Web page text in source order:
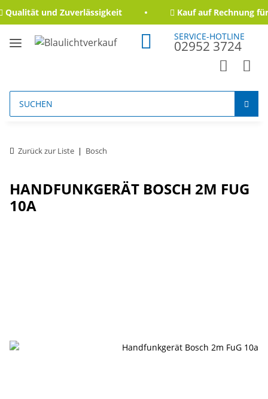
und Zuverlässigkeit Kauf auf Rechnung für
SERVICE-HOTLINE
02952 3724
Zurück zur Liste Bosch
HANDFUNKGERÄT BOSCH 2M FUG
10A